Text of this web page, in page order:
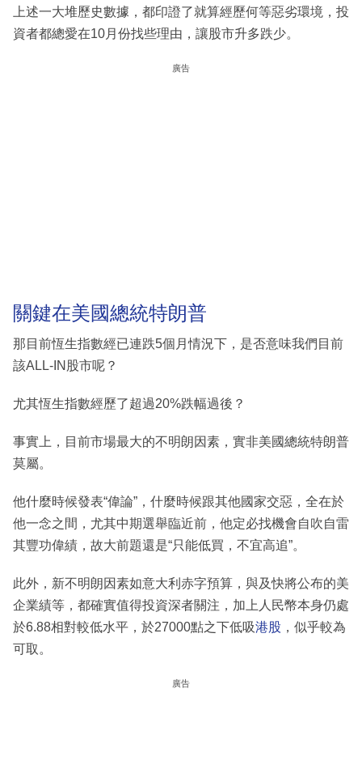
上述一大堆歷史數據，都印證了就算經歷何等惡劣環境，投
資者都總愛在10月份找些理由，讓股市升多跌少。
廣告
關鍵在美國總統特朗普
那目前恆生指數經已連跌5個月情況下，是否意味我們目前
該ALL-IN股市呢？
尤其恆生指數經歷了超過20%跌幅過後？
事實上，目前市場最大的不明朗因素，實非美國總統特朗普
莫屬。
他什麼時候發表“偉論”，什麼時候跟其他國家交惡，全在於
他一念之間，尤其中期選舉臨近前，他定必找機會自吹自雷
其豐功偉績，故大前題還是“只能低買，不宜高追”。
此外，新不明朗因素如意大利赤字預算，與及快將公布的美
企業績等，都確實值得投資深者關注，加上人民幣本身仍處
於6.88相對較低水平，於27000點之下低吸港股 ，似乎較為
可取。
廣告